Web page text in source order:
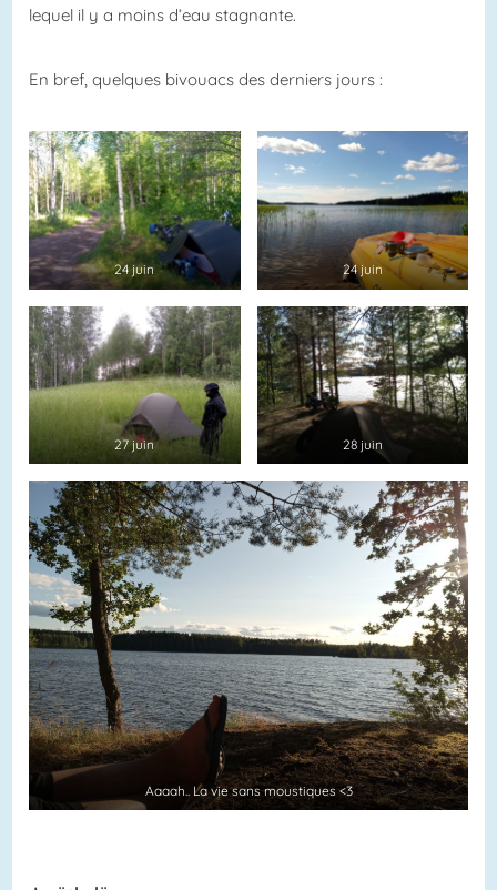
lequel il y a moins d’eau stagnante.
En bref, quelques bivouacs des derniers jours :
24 juin 24 juin
27 juin 28 juin
Aaaah.. La vie sans moustiques <3